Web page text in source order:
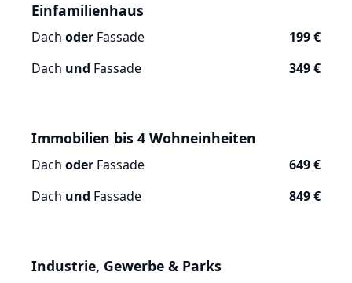
Einfamilienhaus
Dach oder Fassade
199 €
Dach und Fassade 349 €
Immobilien bis 4 Wohneinheiten
Dach oder Fassade
649 €
Dach und Fassade 849 €
Industrie, Gewerbe & Parks